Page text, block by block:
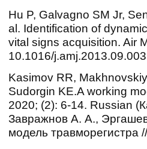
Hu P, Galvagno SM Jr,
al. Identification of
vital signs acquisition. Air
10.1016/j.amj.2013.09.003
Kasimov RR,
Sudorgin KE.A working
2020; (2): 6-14. Russian
Завражнов А. А.,
модель